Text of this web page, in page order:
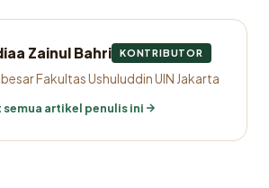
Zainul Bahri KONTRIBUTOR
Fakultas Ushuluddin UIN Jakarta
semua artikel penulis ini